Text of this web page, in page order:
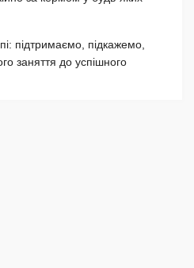
підтримаємо, підкажемо,
заняття до успішного